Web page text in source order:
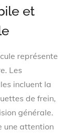
et
représente
Les
incluent la
de frein,
générale.
une attention